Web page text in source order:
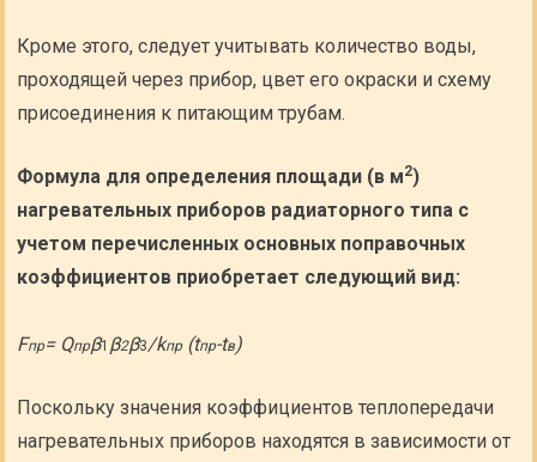
Кроме этого, следует учитывать количество воды,
проходящей через прибор, цвет его окраски и схему
присоединения к питающим трубам.
Формула для определения площади (в м2)
нагревательных приборов радиаторного типа с
учетом перечисленных основных поправочных
коэффициентов приобретает следующий вид:
Fпр= Qпрβ1 β2β3/kпр (tпр-tв)
Поскольку значения коэффициентов теплопередачи
нагревательных приборов находятся в зависимости от